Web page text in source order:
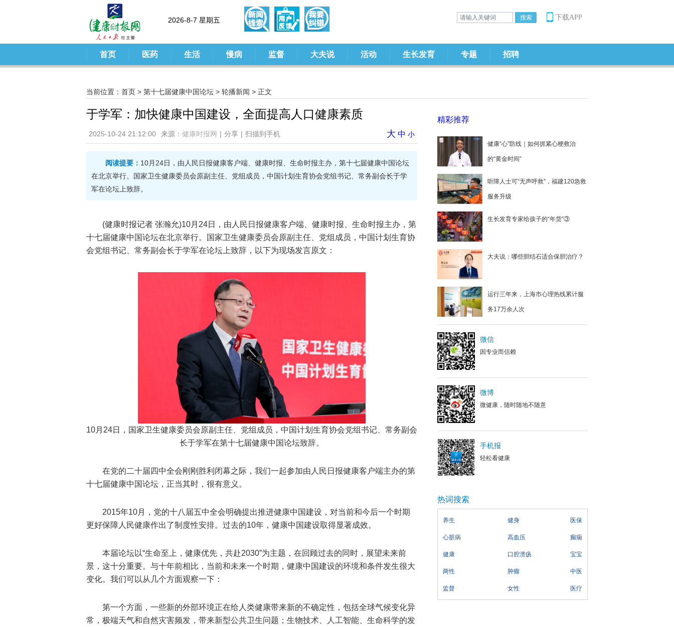
2026-8-7 星期五 下载APP
首页 医药 生活 慢病 监督 大夫说 活动 生长发育 专题 招聘
当前位置： 首页 > 第十七届健康中国论坛 > 轮播新闻 > 正文
于学军：加快健康中国建设，全面提高人口健康素质
2025-10-24 21:12:00 来源： 健康时报网 | 分享 | 扫描到手机 大 中 小
阅读提要： 10月24日，由人民日报健康客户端、健康时报、生命时报主办，第十七届健康中国论坛
在北京举行。国家卫生健康委员会原副主任、党组成员，中国计划生育协会党组书记、常务副会长于学
军在论坛上致辞。
(健康时报记者 张瀚允)10月24日，由人民日报健康客户端、健康时报、生命时报主办，第
十七届健康中国论坛在北京举行。国家卫生健康委员会原副主任、党组成员，中国计划生育协
会党组书记、常务副会长于学军在论坛上致辞，以下为现场发言原文：
10月24日，国家卫生健康委员会原副主任、党组成员，中国计划生育协会党组书记、常务副会
长于学军在第十七届健康中国论坛致辞。
在党的二十届四中全会刚刚胜利闭幕之际，我们一起参加由人民日报健康客户端主办的第
十七届健康中国论坛，正当其时，很有意义。
2015年10月，党的十八届五中全会明确提出推进健康中国建设，对当前和今后一个时期
更好保障人民健康作出了制度性安排。过去的10年，健康中国建设取得显著成效。
本届论坛以“生命至上，健康优先，共赴2030”为主题，在回顾过去的同时，展望未来前
景，这十分重要。与十年前相比，当前和未来一个时期，健康中国建设的环境和条件发生很大
变化。我们可以从几个方面观察一下：
第一个方面，一些新的外部环境正在给人类健康带来新的不确定性，包括全球气候变化异
常，极端天气和自然灾害频发，带来新型公共卫生问题；生物技术、人工智能、生命科学的发
精彩推荐
健康“心”防线｜如何抓紧心梗救治
的“黄金时间”
听障人士可“无声呼救”，福建120急救
服务升级
生长发育专家给孩子的“年货”③
大夫说：哪些胆结石适合保胆治疗？
运行三年来，上海市心理热线累计服
务17万余人次
微信
因专业而信赖
微博
微健康，随时随地不随意
手机报
轻松看健康
热词搜索
养生 健身 医保
心脏病 高血压 癫痫
健康 口腔溃疡 宝宝
两性 肿瘤 中医
监督 女性 医疗